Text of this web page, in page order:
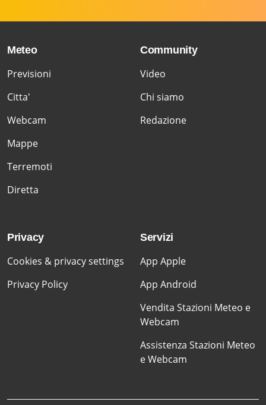
Meteo
Previsioni
Citta'
Webcam
Mappe
Terremoti
Diretta
Community
Video
Chi siamo
Redazione
Privacy
Cookies & privacy settings
Privacy Policy
Servizi
App Apple
App Android
Vendita Stazioni Meteo e
Webcam
Assistenza Stazioni Meteo
e Webcam